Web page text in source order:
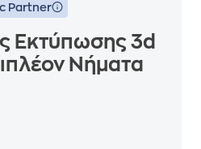
Partner
Εκτύπωσης 3d
Νήματα